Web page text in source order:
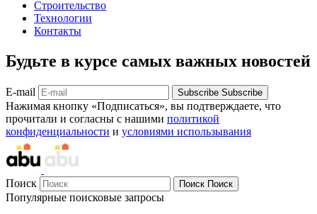
Строительство
Технологии
Контакты
Будьте в курсе самых важных новостей
E-mail Subscribe Subscribe
Нажимая кнопку «Подписаться», вы подтверждаете, что
прочитали и согласны с нашими политикой
конфиденциальности и условиями использывания
Поиск Поиск Поиск
Популярные поисковые запросы